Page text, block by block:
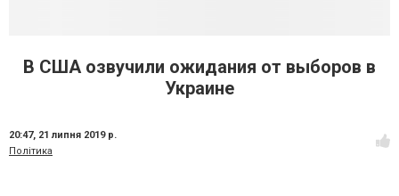
В США озвучили ожидания от выборов в
Украине
20:47, 21 липня 2019 р.
Політика